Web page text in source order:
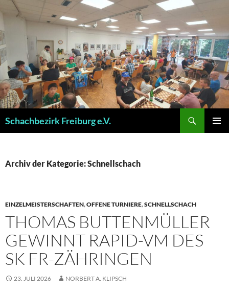
Zum
Inhalt
springen
Schachbezirk Freiburg e.V.
Archiv der Kategorie: Schnellschach
EINZELMEISTERSCHAFTEN,OFFENE TURNIERE,SCHNELLSCHACH
THOMAS BUTTENMÜLLER
GEWINNT RAPID-VM DES
SK FR-ZÄHRINGEN
23. JULI 2026 NORBERT A. KLIPSCH